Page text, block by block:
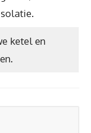
ketel en